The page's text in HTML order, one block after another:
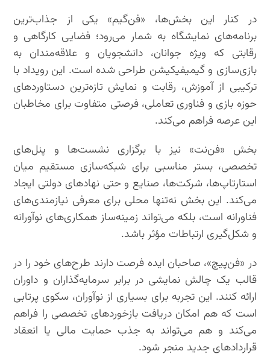
در کنار این بخش‌ها، «فن‌گیم» یکی از جذاب‌ترین
برنامه‌های نمایشگاه به شمار می‌رود؛ فضایی کارگاهی و
رقابتی که ویژه جوانان، دانشجویان و علاقه‌مندان به
بازی‌سازی و گیمیفیکیشن طراحی شده است. این رویداد با
ترکیبی از آموزش، رقابت و نمایش تازه‌ترین دستاوردهای
حوزه بازی و فناوری تعاملی، فرصتی متفاوت برای مخاطبان
این عرصه فراهم می‌کند.
بخش «فن‌نت» نیز با برگزاری نشست‌ها و پنل‌های
تخصصی، بستر مناسبی برای شبکه‌سازی مستقیم میان
استارتاپ‌ها، شرکت‌ها، صنایع و حتی نهادهای دولتی ایجاد
می‌کند. این بخش نه‌تنها محلی برای معرفی نیازمندی‌های
فناورانه است، بلکه می‌تواند زمینه‌ساز همکاری‌های نوآورانه
و شکل‌گیری ارتباطات مؤثر باشد.
در «فن‌پیچ»، صاحبان ایده فرصت دارند طرح‌های خود را در
قالب یک چالش نمایشی در برابر سرمایه‌گذاران و داوران
ارائه کنند. این تجربه برای بسیاری از نوآوران، سکوی پرتابی
است که هم امکان دریافت بازخوردهای تخصصی را فراهم
می‌کند و هم می‌تواند به جذب حمایت مالی یا انعقاد
قراردادهای جدید منجر شود.